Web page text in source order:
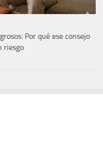
Por qué ese consejo
riesgo